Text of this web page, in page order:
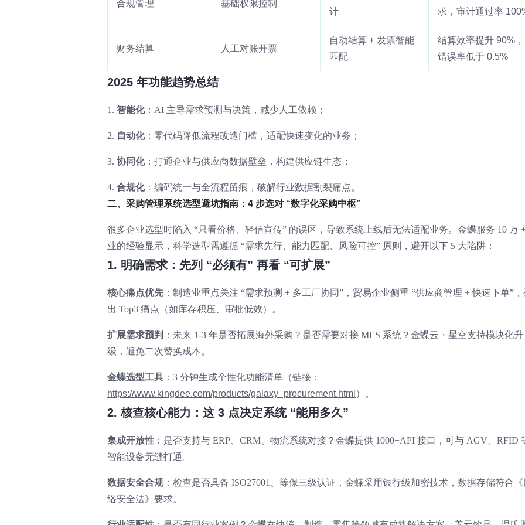
合规管理
基础权限控制
计
求，审计通过率
财务结算 人工对账开票
自动结算 + 发票智能
匹配
结算效率提升 90%，
错误率低于 0.5%
2025 年功能趋势总结
1. 智能化：AI 主导需求预测与决策，减少人工依赖；
2. 自动化：零代码降低流程改造门槛，适配快速变化的业务；
3. 协同化：打通企业与供应商数据壁垒，构建供应链生态；
4. 合规化：编码统一与全流程留痕，破解行业数据割裂痛点。
二、采购管理系统选型避坑指南：4 步选对 “数字化采购中枢”
很多企业选型时陷入 “只看价格、轻信宣传” 的误区，导致系统上线后无法适配业务。金蝶服务 10 万
业的经验显示，科学选型需遵循 “需求先行、能力匹配、风险可控” 原则，避开以下 5 大陷阱：
1. 明确需求：先列 “必须有” 再看 “可扩展”
核心痛点优先：制造业重点关注 “需求预测 + 多工厂协同”，贸易企业侧重 “供应商管理 + 快速下单”，
出 Top3 痛点（如库存积压、审批低效）。
扩展需求预判 ：未来 1-3 年是否拓展海外采购？是否需要对接 MES 系统？金蝶云・星空支持模块化升
级，避免二次替换成本。
金蝶选型工具：3 分钟生成个性化功能清单（链接：
https://www.kingdee.com/products/galaxy_procurement.html ）。
2. 核查核心能力：这 3 点决定系统 “能用多久”
集成开放性：是否支持与 ERP、CRM、物流系统对接？金蝶提供 1000+API 接口，可与 AGV、RFID
智能设备无缝打通。
数据安全合规：检查是否具备 ISO27001、等保三级认证，金蝶采用银行级加密技术，数据存储符合《
络安全法》要求。